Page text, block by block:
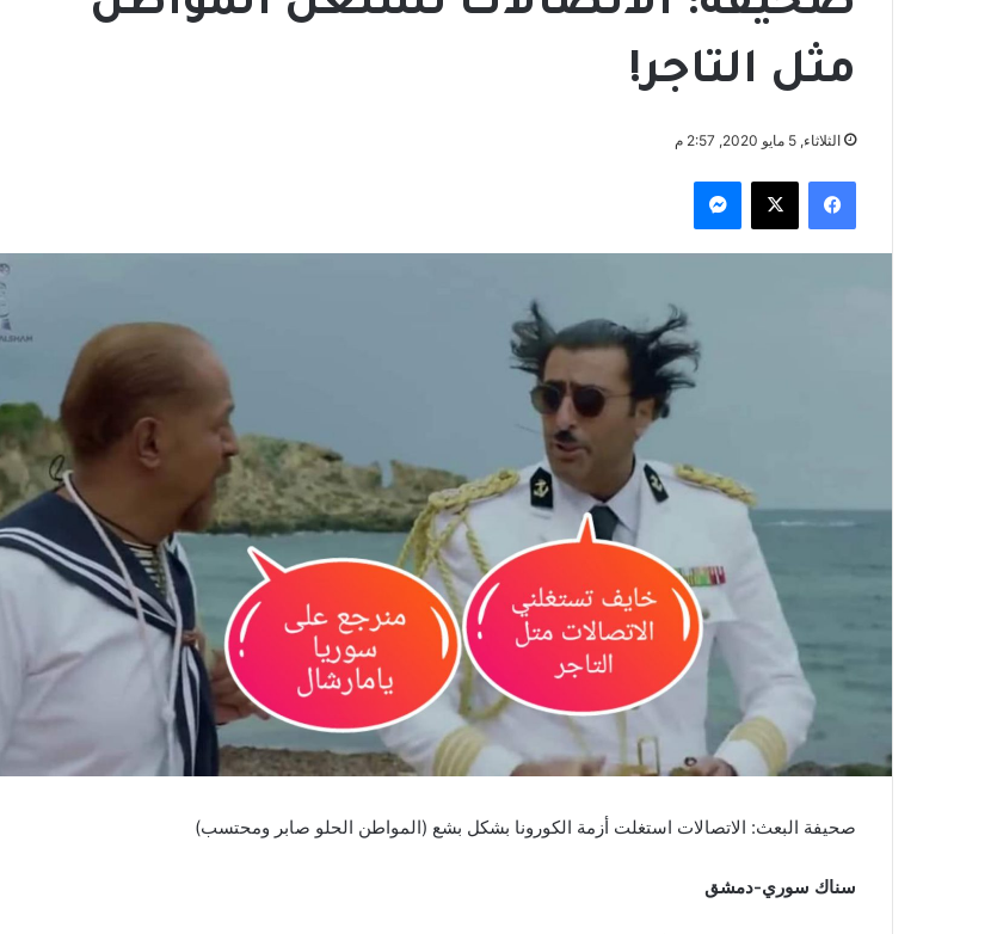
مثل التاجر!
الثلاثاء, 5 مايو 2020, 2:57 م
فيسبوك
صحيفة البعث: الاتصالات استغلت أزمة الكورونا بشكل بشع (المواطن الحلو صابر ومحتسب)
سناك سوري-دمشق